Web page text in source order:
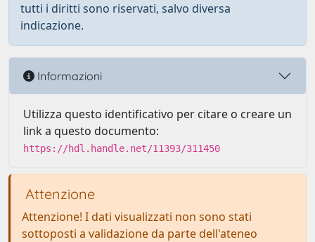
tutti i diritti sono riservati, salvo diversa
indicazione.
Informazioni
Utilizza questo identificativo per citare o creare un
link a questo documento:
https://hdl.handle.net/11393/311450
Attenzione
Attenzione! I dati visualizzati non sono stati
sottoposti a validazione da parte dell'ateneo